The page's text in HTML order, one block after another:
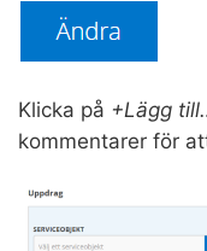
Klicka på +Lägg
kommentarer för